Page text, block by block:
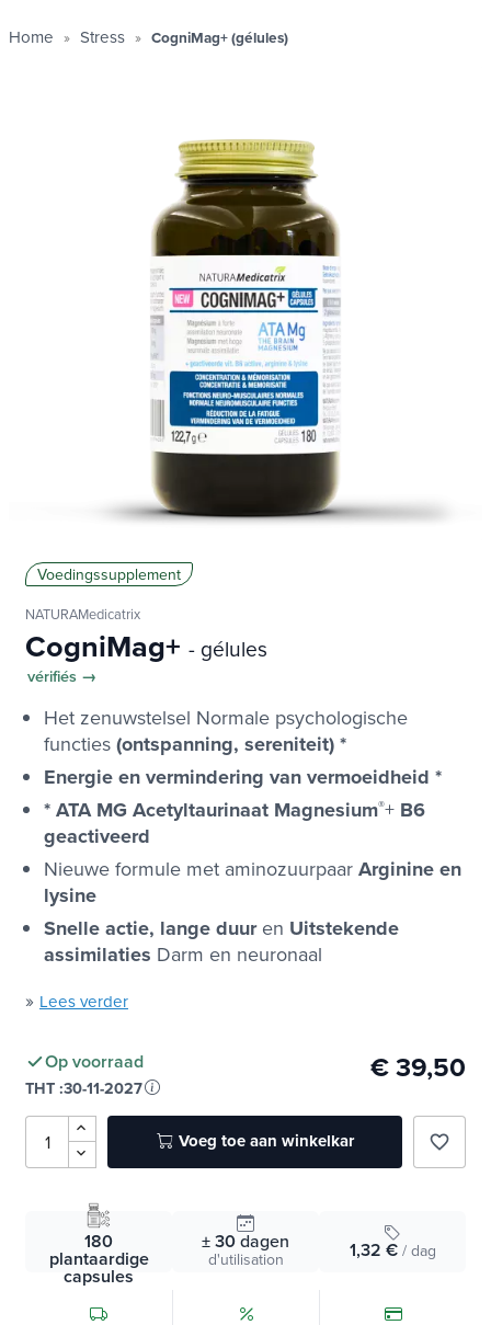
Home Stress CogniMag+ (gélules)
Voedingssupplement
NATURAMedicatrix
CogniMag+ - gélules
vérifiés →
Het zenuwstelsel Normale psychologische
functies (ontspanning, sereniteit) *
Energie en vermindering van vermoeidheid *
* ATA MG Acetyltaurinaat Magnesium®+ B6
geactiveerd
Nieuwe formule met aminozuurpaar Arginine en
lysine
Snelle actie, lange duuren Uitstekende
assimilaties Darm en neuronaal
» Lees verder
Op voorraad
THT :30-11-2027
€ 39,50
Voeg toe aan winkelkar favorite_border
180
plantaardige
capsules
± 30dagen
d'utilisation 1,32 € / dag